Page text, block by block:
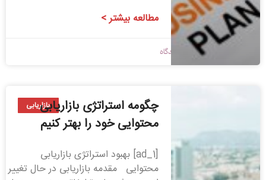
مطالعه بیشتر >
بدون دیدگاه
بازاریابیچگومه استراتژی بازاریابی
محتوایی خود را بهتر کنیم
[ad_1] بهبود استراتژی بازاریابی
محتوایی مقدمه بازاریابی در حال تغییر